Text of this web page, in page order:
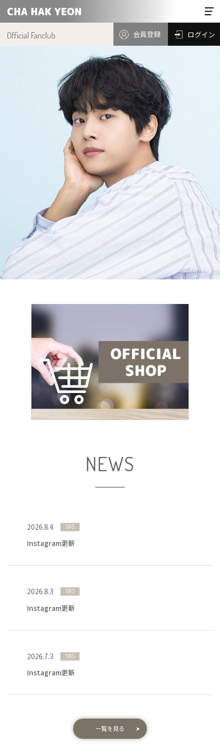
会員登録 ログイン
NEWS
Instagram更新
2026.8.4 SNS
Instagram更新
2026.8.3 SNS
Instagram更新
2026.7.3 SNS
一覧を見る